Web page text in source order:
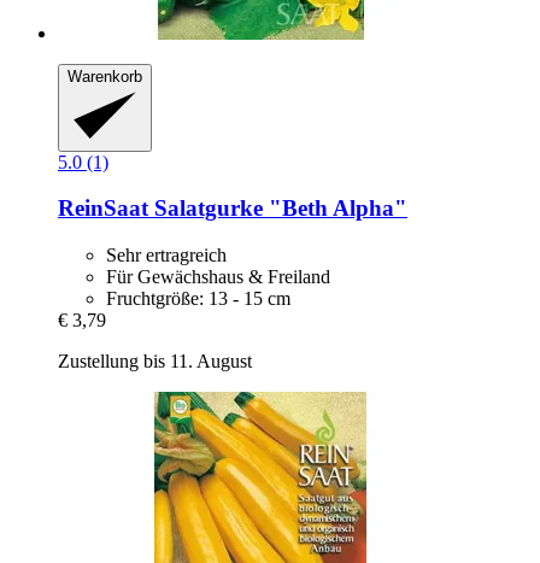
Warenkorb
5.0 (1)
ReinSaatSalatgurke "Beth Alpha"
Sehr ertragreich
Für Gewächshaus & Freiland
Fruchtgröße: 13 - 15 cm
€ 3,79
Zustellung bis 11. August